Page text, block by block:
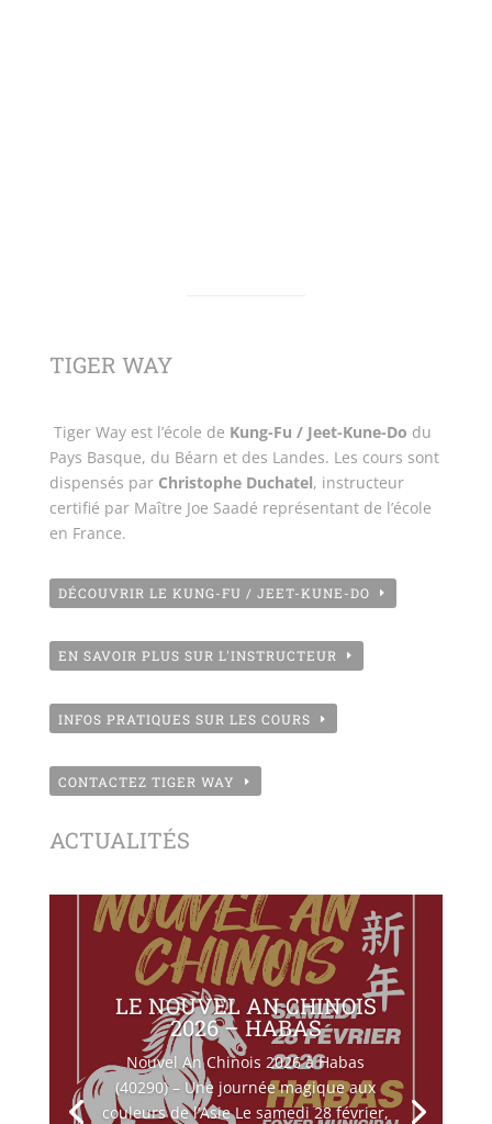
TIGER WAY
Tiger Way est l’école de Kung-Fu / Jeet-Kune-Do du
Pays Basque, du Béarn et des Landes. Les cours sont
dispensés par Christophe Duchatel, instructeur
certifié par Maître Joe Saadé représentant de l’école
en France.
DÉCOUVRIR LE KUNG-FU / JEET-KUNE-DO
EN SAVOIR PLUS SUR L'INSTRUCTEUR
INFOS PRATIQUES SUR LES COURS
CONTACTEZ TIGER WAY
ACTUALITÉS
LE NOUVEL AN CHINOIS
2026 – HABAS
Nouvel An Chinois 2026 à Habas
(40290) – Une journée magique aux
couleurs de l’Asie Le samedi 28 février,